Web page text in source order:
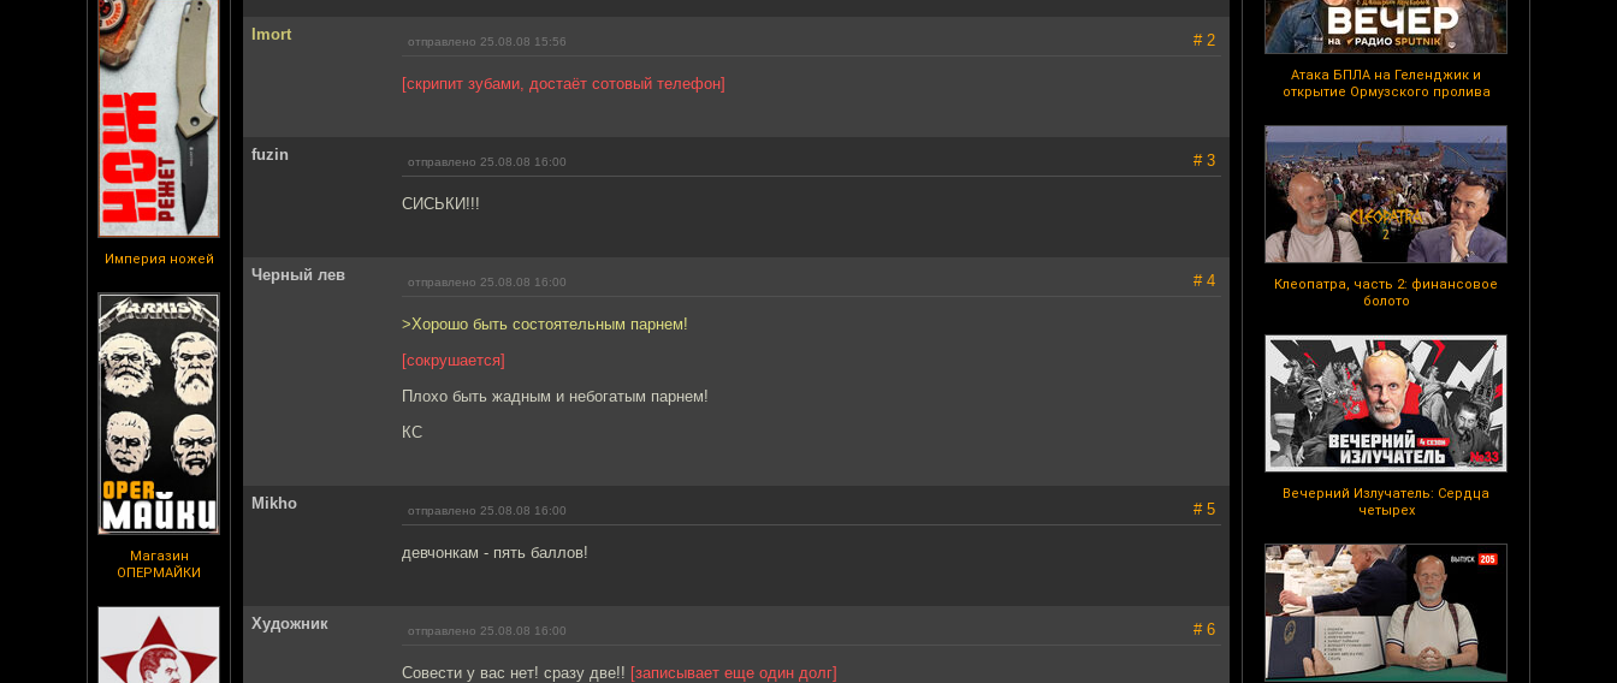
Империя ножей
Магазин
ОПЕРМАЙКИ
Атака БПЛА на Геленджик и
открытие Ормузского пролива
Клеопатра, часть 2: финансовое
болото
Вечерний Излучатель: Сердца
четырех
Imort отправлено 25.08.08 15:56 # 2
[скрипит зубами, достаёт сотовый телефон]
fuzin отправлено 25.08.08 16:00 # 3
СИСЬКИ!!!
Черный лев отправлено 25.08.08 16:00 # 4
>Хорошо быть состоятельным парнем!
[сокрушается]
Плохо быть жадным и небогатым парнем!
КС
Mikho отправлено 25.08.08 16:00 # 5
девчонкам - пять баллов!
Художник отправлено 25.08.08 16:00 # 6
Совести у вас нет! сразу две!! [записывает еще один долг]